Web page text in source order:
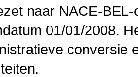
naar NACE-
01/01/2008.
conversie